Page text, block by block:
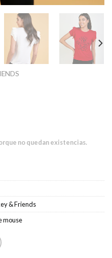
no quedan existencias.
& Friends
mouse